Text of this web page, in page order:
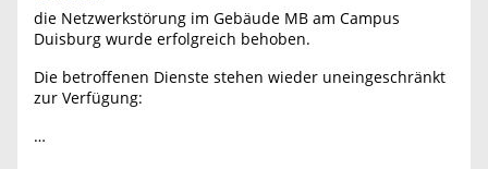
die Netzwerkstörung im Gebäude MB am Campus
Duisburg wurde erfolgreich behoben.
Die betroffenen Dienste stehen wieder uneingeschränkt
zur Verfügung:
…